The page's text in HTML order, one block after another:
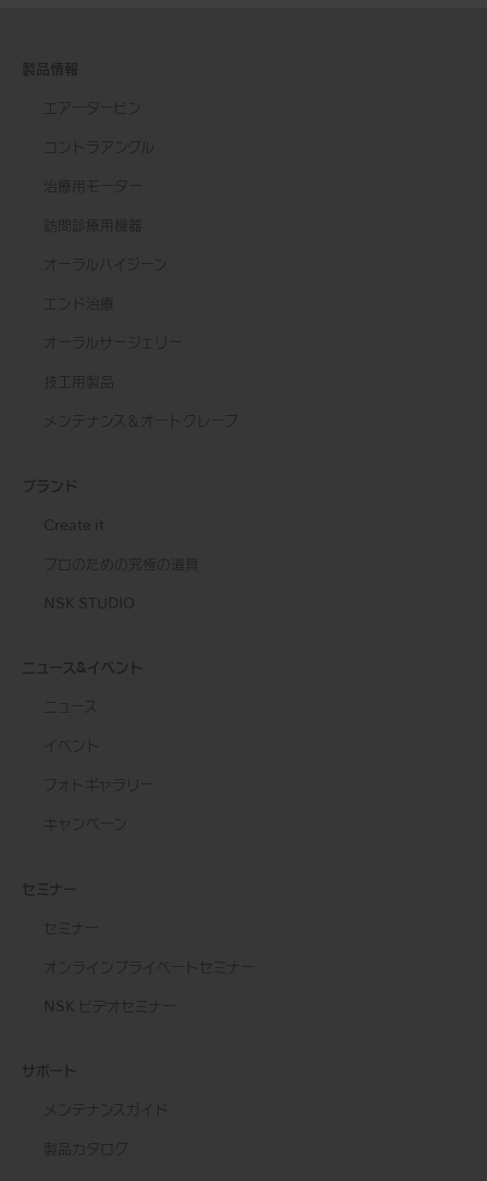
製品情報
エアータービン
コントラアングル
治療用モーター
訪問診療用機器
オーラルハイジーン
エンド治療
オーラルサージェリー
技工用製品
メンテナンス＆オートクレーブ
ブランド
Create it
プロのための究極の道具
NSK STUDIO
ニュース&イベント
ニュース
イベント
フォトギャラリー
キャンペーン
セミナー
セミナー
オンラインプライベートセミナー
NSK ビデオセミナー
サポート
メンテナンスガイド
製品カタログ